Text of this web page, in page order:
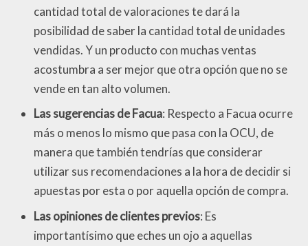
cantidad total de valoraciones te dará la
posibilidad de saber la cantidad total de unidades
vendidas. Y un producto con muchas ventas
acostumbra a ser mejor que otra opción que no se
vende en tan alto volumen.
Las sugerencias de Facua: Respecto a Facua ocurre
más o menos lo mismo que pasa con la OCU, de
manera que también tendrías que considerar
utilizar sus recomendaciones a la hora de decidir si
apuestas por esta o por aquella opción de compra.
Las opiniones de clientes previos: Es
importantísimo que eches un ojo a aquellas